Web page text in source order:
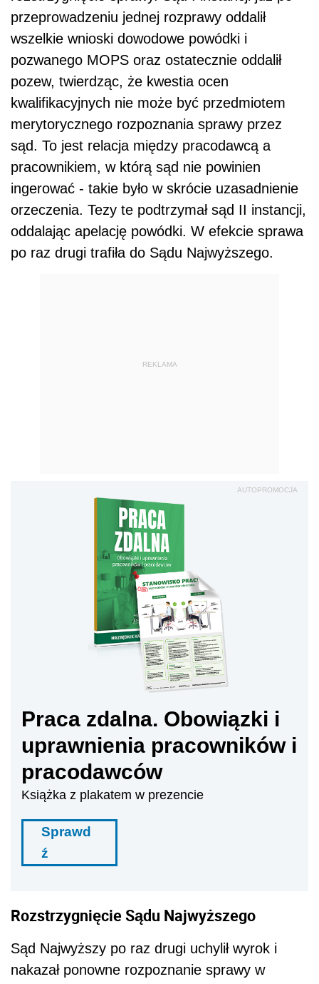
przeprowadzeniu jednej rozprawy oddalił
wszelkie wnioski dowodowe powódki i
pozwanego MOPS oraz ostatecznie oddalił
pozew, twierdząc, że kwestia ocen
kwalifikacyjnych nie może być przedmiotem
merytorycznego rozpoznania sprawy przez
sąd. To jest relacja między pracodawcą a
pracownikiem, w którą sąd nie powinien
ingerować - takie było w skrócie uzasadnienie
orzeczenia. Tezy te podtrzymał sąd II instancji,
oddalając apelację powódki. W efekcie sprawa
po raz drugi trafiła do Sądu Najwyższego.
REKLAMA
AUTOPROMOCJA
Praca zdalna. Obowiązki i
uprawnienia pracowników i
pracodawców
Książka z plakatem w prezencie
Sprawd
ź
Rozstrzygnięcie Sądu Najwyższego
Sąd Najwyższy po raz drugi uchylił wyrok i
nakazał ponowne rozpoznanie sprawy w